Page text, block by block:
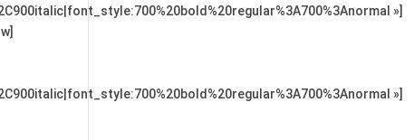
»]
»]